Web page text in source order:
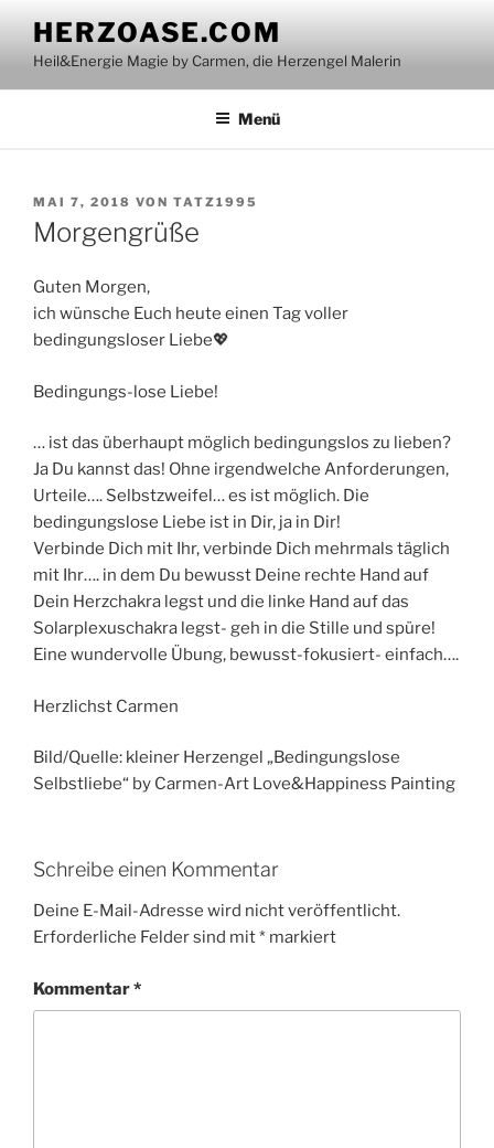
Inhalt
springen
HERZOASE.COM
Heil&Energie Magie by Carmen, die Herzengel Malerin
Menü
VERÖFFENTLICHT
AM
MAI 7, 2018 VON TATZ1995
Morgengrüße
Guten Morgen,
ich wünsche Euch heute einen Tag voller
bedingungsloser Liebe💖
Bedingungs-lose Liebe!
… ist das überhaupt möglich bedingungslos zu lieben?
Ja Du kannst das! Ohne irgendwelche Anforderungen,
Urteile…. Selbstzweifel… es ist möglich. Die
bedingungslose Liebe ist in Dir, ja in Dir!
Verbinde Dich mit Ihr, verbinde Dich mehrmals täglich
mit Ihr…. in dem Du bewusst Deine rechte Hand auf
Dein Herzchakra legst und die linke Hand auf das
Solarplexuschakra legst- geh in die Stille und spüre!
Eine wundervolle Übung, bewusst-fokusiert- einfach….
Herzlichst Carmen
Bild/Quelle: kleiner Herzengel „Bedingungslose
Selbstliebe“ by Carmen-Art Love&Happiness Painting
Schreibe einen Kommentar
Deine E-Mail-Adresse wird nicht veröffentlicht.
Erforderliche Felder sind mit* markiert
Kommentar*